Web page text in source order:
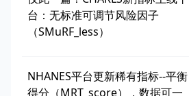
台：无标准可调节风险因子
（SMuRF_less）
NHANES平台更新稀有指标--平衡
得分（MRT_score），数据可一